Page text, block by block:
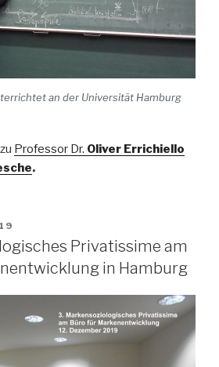
an der Universität Hamburg
Professor Dr. Oliver Errichiello
.
Privatissime am
in Hamburg